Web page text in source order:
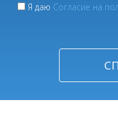
Я даю Согласие на